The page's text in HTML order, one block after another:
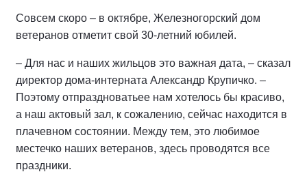
Совсем скоро – в октябре, Желез­ногорский дом
ветеранов отметит свой 30-летний юбилей.
– Для нас и наших жильцов это важная дата, – сказал
директор дома-интерната Александр Кру­пичко. –
Поэтому отпраздноватьее нам хотелось бы красиво,
а наш актовый зал, к сожалению, сейчас находится в
плачевном состоя­нии. Между тем, это любимое
местечко наших ветеранов, здесь проводятся все
праздники.